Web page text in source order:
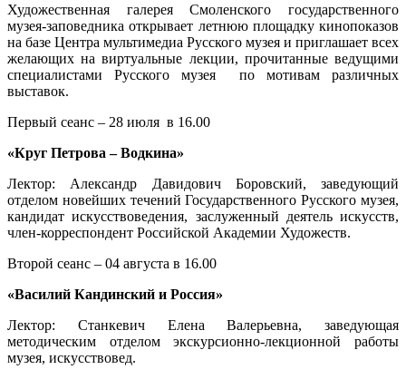
Художественная галерея Смоленского государственного
музея-заповедника открывает летнюю площадку кинопоказов
на базе Центра мультимедиа Русского музея и приглашает всех
желающих на виртуальные лекции, прочитанные ведущими
специалистами Русского музея по мотивам различных
выставок.
Первый сеанс – 28 июля в 16.00
«Круг Петрова – Водкина»
Лектор: Александр Давидович Боровский, заведующий
отделом новейших течений Государственного Русского музея,
кандидат искусствоведения, заслуженный деятель искусств,
член-корреспондент Российской Академии Художеств.
Второй сеанс – 04 августа в 16.00
«Василий Кандинский и Россия»
Лектор: Станкевич Елена Валерьевна, заведующая
методическим отделом экскурсионно-лекционной работы
музея, искусствовед.